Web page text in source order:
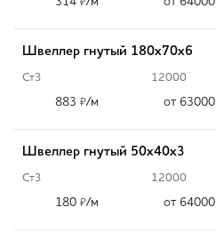
₽
Швеллер гнутый 180х70х6
Ст3 12000
883 ₽/м от 63000
Швеллер гнутый 50х40х3
Ст3 12000
180 ₽/м от 64000